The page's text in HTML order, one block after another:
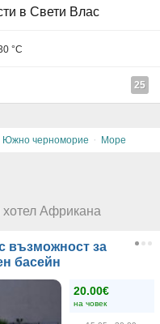
в Свети Влас
°C
25
Южно черноморие · Море
Африкана
възможност за
басейн
20.00€
на човек